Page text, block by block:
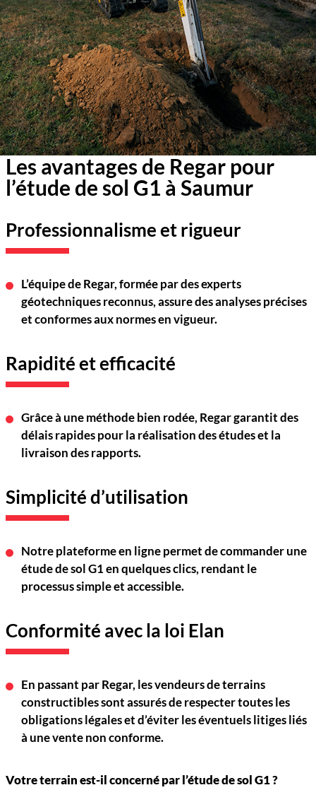
Les avantages de Regar pour
l’étude de sol G1 à Saumur
Professionnalisme et rigueur
L’équipe deRegar, formée par des experts
géotechniquesreconnus, assure des analyses précises
et conformes aux normes en vigueur.
Rapidité et efficacité
Grâce à une méthode bien rodée,Regargarantit des
délais rapides pour la réalisation des études et la
livraison des rapports.
Simplicité d’utilisation
Notre plateforme en ligne permet de commander une
étude de sol G1 en quelques clics, rendant le
processus simple et accessible.
Conformité avec la loi Elan
En passant parRegar, les vendeurs de terrains
constructibles sont assurés de respecter toutes les
obligations légales et d’éviter les éventuels litiges liés
à une vente non conforme.
Votre terrain est-il concerné par l’étude de sol G1 ?